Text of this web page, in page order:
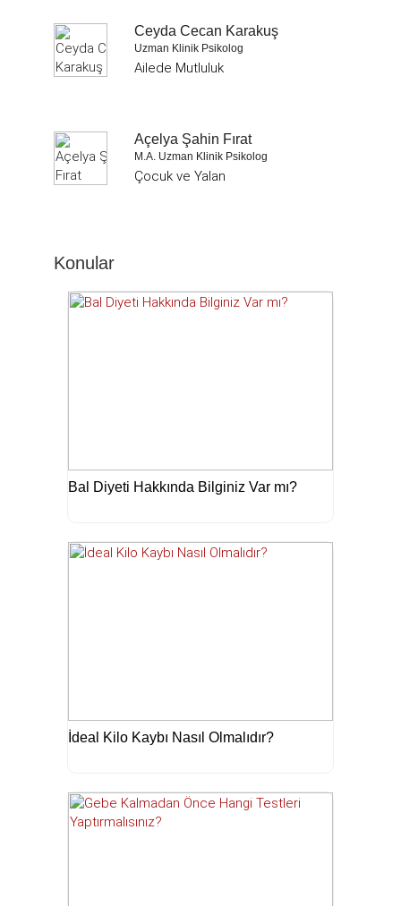
Ceyda Cecan Karakuş
Uzman Klinik Psikolog
Ailede Mutluluk
Açelya Şahin Fırat
M.A. Uzman Klinik Psikolog
Çocuk ve Yalan
Konular
Bal Diyeti Hakkında Bilginiz Var mı?
İdeal Kilo Kaybı Nasıl Olmalıdır?